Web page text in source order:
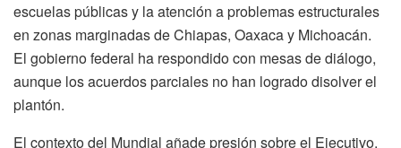
escuelas públicas y la atención a problemas estructurales
en zonas marginadas de Chiapas, Oaxaca y Michoacán.
El gobierno federal ha respondido con mesas de diálogo,
aunque los acuerdos parciales no han logrado disolver el
plantón.
El contexto del Mundial añade presión sobre el Ejecutivo.